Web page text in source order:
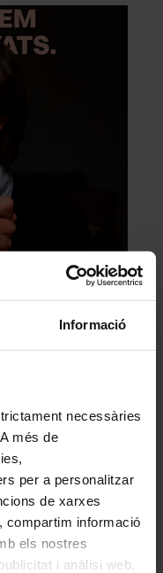
Informació
necessàries
més de
per a personalitzar
de xarxes
compartim informació
els nostres
i anàlisi web,
camps necessaris estan